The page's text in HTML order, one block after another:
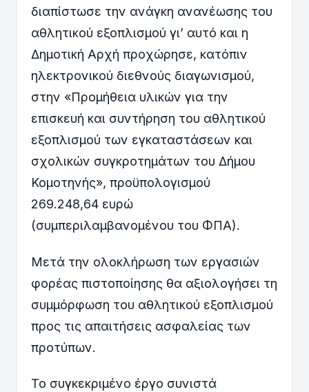
διαπίστωσε την ανάγκη ανανέωσης του
αθλητικού εξοπλισμού γι’ αυτό και η
Δημοτική Αρχή προχώρησε, κατόπιν
ηλεκτρονικού διεθνούς διαγωνισμού,
στην «Προμήθεια υλικών για την
επισκευή και συντήρηση του αθλητικού
εξοπλισμού των εγκαταστάσεων και
σχολικών συγκροτημάτων του Δήμου
Κομοτηνής», προϋπολογισμού
269.248,64 ευρώ
(συμπεριλαμβανομένου του ΦΠΑ).
Μετά την ολοκλήρωση των εργασιών
φορέας πιστοποίησης θα αξιολογήσει τη
συμμόρφωση του αθλητικού εξοπλισμού
προς τις απαιτήσεις ασφαλείας των
προτύπων.
Το συγκεκριμένο έργο συνιστά